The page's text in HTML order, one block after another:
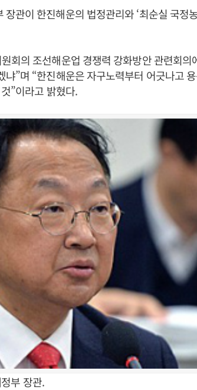
관이 한진해운의 법정관리와 ‘최순실 국정
회의 조선해운업 경쟁력 강화방안 관련회의
”며 “한진해운은 자구노력부터 어긋나고
”이라고 밝혔다.
부 장관.